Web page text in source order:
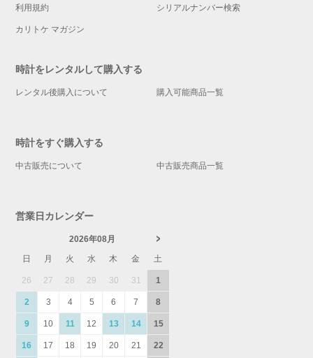
利用規約 シリアルナンバー検索
カリトケ マガジン
時計をレンタルして購入する
レンタル後購入について 購入可能商品一覧
時計をすぐ購入する
中古販売について 中古販売商品一覧
営業日カレンダー
2026年08月
日
月 火 水 木 金 土
26 27 28 29 30 31 1
2 3 4 5 6 7 8
9 10 11 12 13 14 15
16 17 18 19 20 21 22